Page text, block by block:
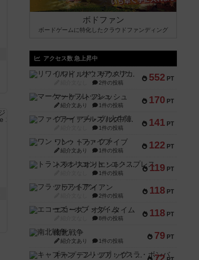
ボドファン
ボードゲームに特化したクラウドファンディング
アクセス数 急上昇中
552 PT
リワイルド：サウスアメリカ
2件の投稿
170 PT
マーケットフレッシュ
紹介文あり 1件の投稿
141 PT
ファイアー・ブルズ / 火牛陣
1件の投稿
122 PT
ワン・トゥ・ファイブ
紹介文あり 1件の投稿
119 PT
トランスオリエント・エクスプレス
1件の投稿
118 PT
フラットアイアン
2件の投稿
118 PT
エコーズ・オブ・タイム
8件の投稿
79 PT
南北戦争
紹介文あり 1件の投稿
キャプテン・フリップ：イスラ・ボンバ